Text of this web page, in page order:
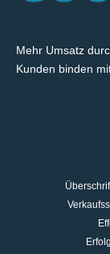
Mehr Umsatz
Kunden binden